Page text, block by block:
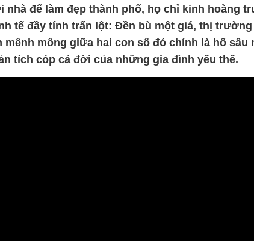
nhà để làm đẹp thành phố, họ chỉ kinh hoàng
tế đầy tính trấn lột: Đền bù một giá, thị trường
mênh mông giữa hai con số đó chính là hố sâu
tích cóp cả đời của những gia đình yếu thế.